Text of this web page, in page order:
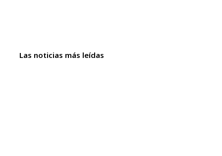
Las noticias más leídas